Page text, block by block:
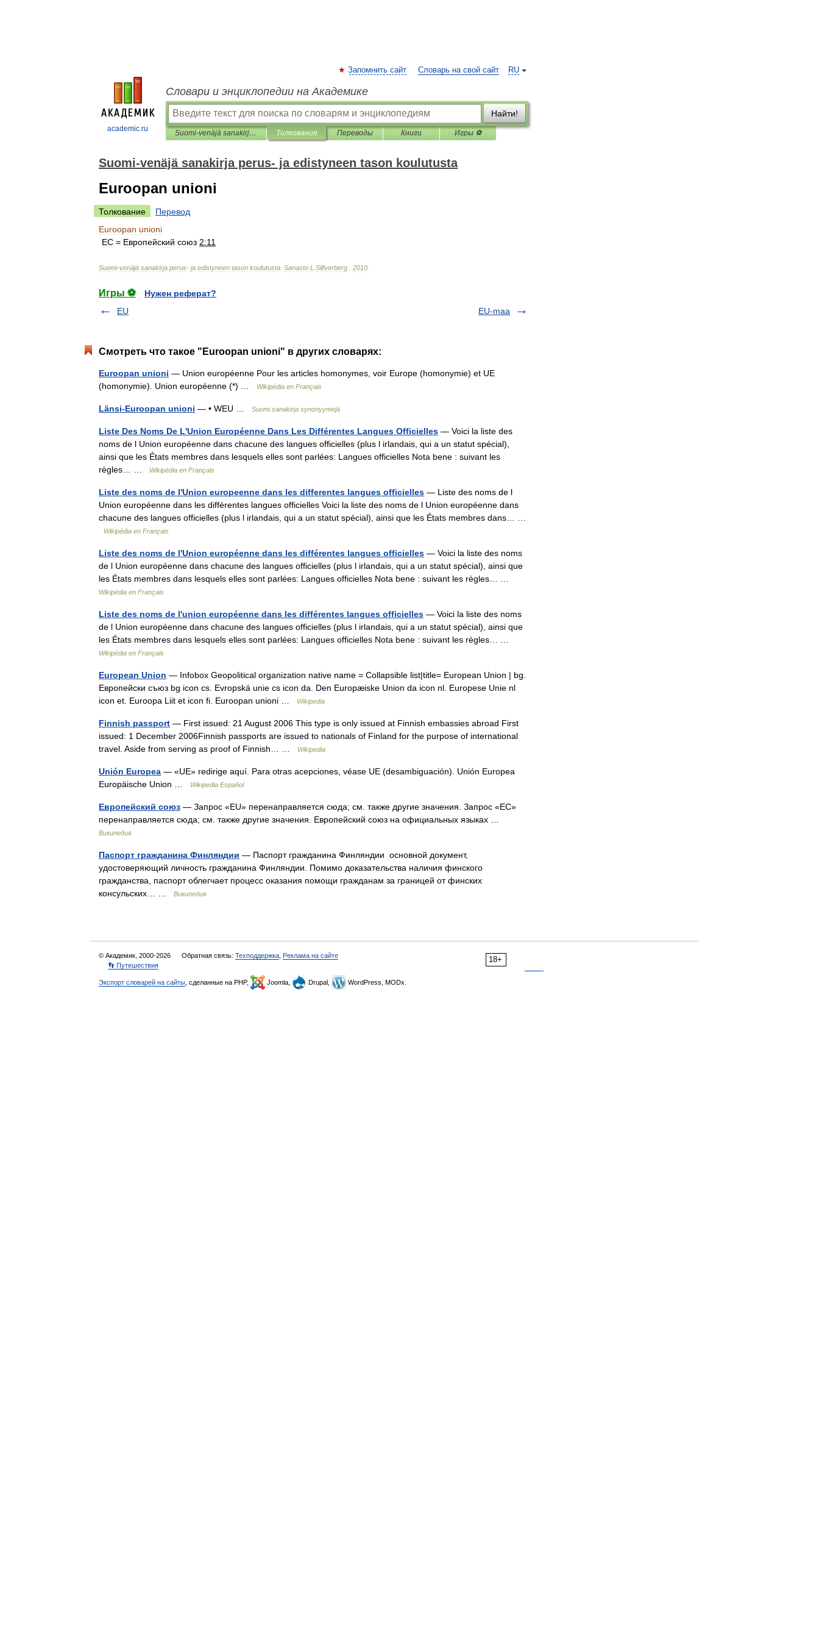
academic.ru
RU
Запомнить сайт Словарь на свой сайт
Словари и энциклопедии на Академике
Найти!
Suomi-venäjä sanakirja perus- ja edistyneen tason koulutusta Толкования Переводы Книги Игры ⚽
Suomi-venäjä sanakirja perus- ja edistyneen tason koulutusta
Euroopan unioni
Толкование
Перевод
Euroopan unioni
ЕС = Европейский союз 2:11
Suomi-venäjä sanakirja perus- ja edistyneen tason koulutusta Sanasto L Silfverberg 2010
Игры ⚽
Нужен реферат?
EU
EU-maa
Смотреть что такое "Euroopan unioni" в других словарях:
Euroopan unioni — Union européenne Pour les articles homonymes, voir Europe (homonymie) et UE
(homonymie). Union européenne (*) …
Wikipédia en Français
Länsi-Euroopan unioni — • WEU … Suomi sanakirja synonyymejä
Liste Des Noms De L'Union Européenne Dans Les Différentes Langues Officielles — Voici la liste des
noms de l Union européenne dans chacune des langues officielles (plus l irlandais, qui a un statut spécial),
ainsi que les États membres dans lesquels elles sont parlées: Langues officielles Nota bene : suivant les
règles… …
Wikipédia en Français
Liste des noms de l'Union europeenne dans les differentes langues officielles — Liste des noms de l
Union européenne dans les différentes langues officielles Voici la liste des noms de l Union européenne dans
chacune des langues officielles (plus l irlandais, qui a un statut spécial), ainsi que les États membres dans… …
Wikipédia en Français
Liste des noms de l'Union européenne dans les différentes langues officielles — Voici la liste des noms
de l Union européenne dans chacune des langues officielles (plus l irlandais, qui a un statut spécial), ainsi que
les États membres dans lesquels elles sont parlées: Langues officielles Nota bene : suivant les règles… …
Wikipédia en Français
Liste des noms de l'union européenne dans les différentes langues officielles — Voici la liste des noms
de l Union européenne dans chacune des langues officielles (plus l irlandais, qui a un statut spécial), ainsi que
les États membres dans lesquels elles sont parlées: Langues officielles Nota bene : suivant les règles… …
Wikipédia en Français
European Union — Infobox Geopolitical organization native name = Collapsible list|title= European Union | bg.
Европейски съюз bg icon cs. Evropská unie cs icon da. Den Europæiske Union da icon nl. Europese Unie nl
icon et. Euroopa Liit et icon fi. Euroopan unioni …
Wikipedia
Finnish passport — First issued: 21 August 2006 This type is only issued at Finnish embassies abroad First
issued: 1 December 2006Finnish passports are issued to nationals of Finland for the purpose of international
travel. Aside from serving as proof of Finnish… …
Wikipedia
Unión Europea — «UE» redirige aquí. Para otras acepciones, véase UE (desambiguación). Unión Europea
Europäische Union …
Wikipedia Español
Европейский союз — Запрос «EU» перенаправляется сюда; см. также другие значения. Запрос «ЕС»
перенаправляется сюда; см. также другие значения. Европейский союз на официальных языках …
Википедия
Паспорт гражданина Финляндии — Паспорт гражданина Финляндии основной документ,
удостоверяющий личность гражданина Финляндии. Помимо доказательства наличия финского
гражданства, паспорт облегчает процесс оказания помощи гражданам за границей от финских
консульских… …
Википедия
18+
© Академик, 2000-2026 Обратная связь: Техподдержка Реклама на сайте
👣 Путешествия
Экспорт словарей на сайты , сделанные на PHP, Joomla, Drupal, WordPress, MODx.